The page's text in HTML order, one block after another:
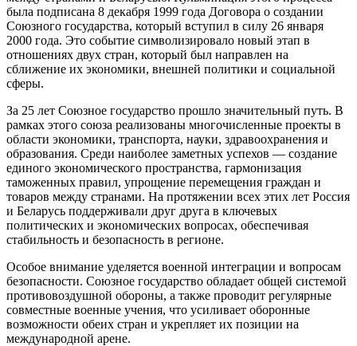
была подписана 8 декабря 1999 года Договора о создании
Союзного государства, который вступил в силу 26 января
2000 года. Это событие символизировало новый этап в
отношениях двух стран, который был направлен на
сближение их экономики, внешней политики и социальной
сферы.
За 25 лет Союзное государство прошло значительный путь. В
рамках этого союза реализованы многочисленные проекты в
области экономики, транспорта, науки, здравоохранения и
образования. Среди наиболее заметных успехов — создание
единого экономического пространства, гармонизация
таможенных правил, упрощение перемещения граждан и
товаров между странами. На протяжении всех этих лет Россия
и Беларусь поддерживали друг друга в ключевых
политических и экономических вопросах, обеспечивая
стабильность и безопасность в регионе.
Особое внимание уделяется военной интеграции и вопросам
безопасности. Союзное государство обладает общей системой
противовоздушной обороны, а также проводит регулярные
совместные военные учения, что усиливает оборонные
возможности обеих стран и укрепляет их позиции на
международной арене.